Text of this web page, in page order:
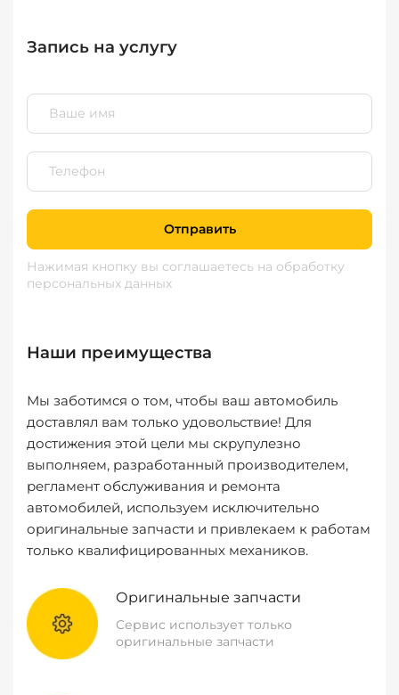
Запись на услугу
Отправить
Нажимая кнопку вы соглашаетесь на обработку
персональных данных
Наши преимущества
Мы заботимся о том, чтобы ваш автомобиль
доставлял вам только удовольствие! Для
достижения этой цели мы скрупулезно
выполняем, разработанный производителем,
регламент обслуживания и ремонта
автомобилей, используем исключительно
оригинальные запчасти и привлекаем к работам
только квалифицированных механиков.
Оригинальные запчасти
Сервис использует только
оригинальные запчасти